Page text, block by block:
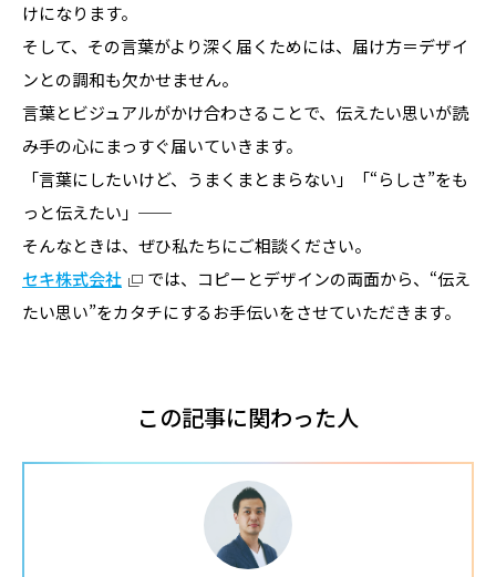
けになります。
そして、その言葉がより深く届くためには、届け方＝デザイ
ンとの調和も欠かせません。
言葉とビジュアルがかけ合わさることで、伝えたい思いが読
み手の心にまっすぐ届いていきます。
「言葉にしたいけど、うまくまとまらない」「“らしさ”をも
っと伝えたい」──
そんなときは、ぜひ私たちにご相談ください。
セキ株式会社
では、コピーとデザインの両面から、“伝え
たい思い”をカタチにするお手伝いをさせていただきます。
この記事に関わった人